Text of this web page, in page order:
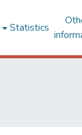
Statistics